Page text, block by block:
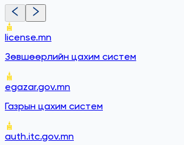
license.mn
Зөвшөөрлийн цахим систем
egazar.gov.mn
Газрын цахим систем
auth.itc.gov.mn